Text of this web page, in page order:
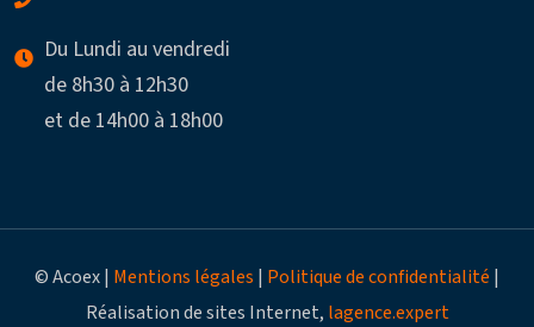
Du Lundi au vendredi
de 8h30 à 12h30
et de 14h00 à 18h00
© Acoex | Mentions légales | Politique de confidentialité |
Réalisation de sites Internet, lagence.expert